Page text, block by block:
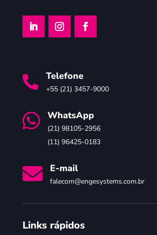
 Telefone
+55 (21) 3457-9000
 WhatsApp
(21) 98105-2956
(11) 96425-0183
 E-mail
falecom@engesystems.com.br
Links rápidos